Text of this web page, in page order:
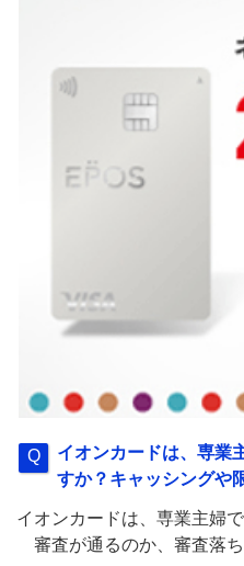
イオンカードは、専業
すか？キャッシングや
イオンカードは、専業主婦
審査が通るのか、審査落